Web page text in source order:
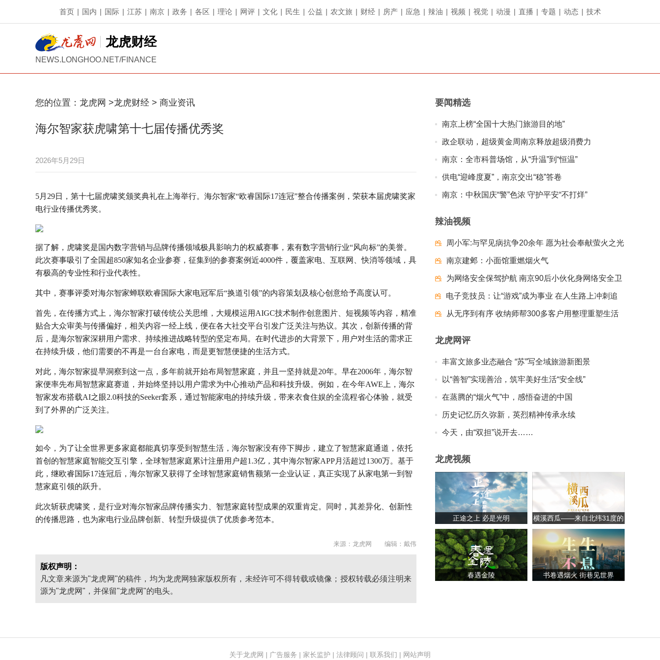
首页 | 国内 | 国际 | 江苏 | 南京 | 政务 | 各区 | 理论 | 网评 | 文化 | 民生 | 公益 | 农文旅 | 财经 | 房产 | 应急 | 辣油 | 视频 | 视觉 | 动漫 | 直播 | 专题 | 动态 | 技术
龙虎财经
NEWS.LONGHOO.NET/FINANCE
您的位置： 龙虎网 >龙虎财经 > 商业资讯
海尔智家获虎啸第十七届传播优秀奖
2026年5月29日
5月29日，第十七届虎啸奖颁奖典礼在上海举行。海尔智家“欧睿国际17连冠”整合传播案例，荣获本届虎啸奖家
电行业传播优秀奖。
据了解，虎啸奖是国内数字营销与品牌传播领域极具影响力的权威赛事，素有数字营销行业“风向标”的美誉。
此次赛事吸引了全国超850家知名企业参赛，征集到的参赛案例近4000件，覆盖家电、互联网、快消等领域，具
有极高的专业性和行业代表性。
其中，赛事评委对海尔智家蝉联欧睿国际大家电冠军后“换道引领”的内容策划及核心创意给予高度认可。
首先，在传播方式上，海尔智家打破传统公关思维，大规模运用AIGC技术制作创意图片、短视频等内容，精准
贴合大众审美与传播偏好，相关内容一经上线，便在各大社交平台引发广泛关注与热议。其次，创新传播的背
后，是海尔智家深耕用户需求、持续推进战略转型的坚定布局。在时代进步的大背景下，用户对生活的需求正
在持续升级，他们需要的不再是一台台家电，而是更智慧便捷的生活方式。
对此，海尔智家提早洞察到这一点，多年前就开始布局智慧家庭，并且一坚持就是20年。早在2006年，海尔智
家便率先布局智慧家庭赛道，并始终坚持以用户需求为中心推动产品和科技升级。例如，在今年AWE上，海尔
智家发布搭载AI之眼2.0科技的Seeker套系，通过智能家电的持续升级，带来衣食住娱的全流程省心体验，就受
到了外界的广泛关注。
如今，为了让全世界更多家庭都能真切享受到智慧生活，海尔智家没有停下脚步，建立了智慧家庭通道，依托
首创的智慧家庭智能交互引擎，全球智慧家庭累计注册用户超1.3亿，其中海尔智家APP月活超过1300万。基于
此，继欧睿国际17连冠后，海尔智家又获得了全球智慧家庭销售额第一企业认证，真正实现了从家电第一到智
慧家庭引领的跃升。
此次斩获虎啸奖，是行业对海尔智家品牌传播实力、智慧家庭转型成果的双重肯定。同时，其差异化、创新性
的传播思路，也为家电行业品牌创新、转型升级提供了优质参考范本。
来源：龙虎网 编辑：戴伟
版权声明：
凡文章来源为"龙虎网"的稿件，均为龙虎网独家版权所有，未经许可不得转载或镜像；授权转载必须注明来
源为"龙虎网"，并保留"龙虎网"的电头。
要闻精选
南京上榜“全国十大热门旅游目的地”
政企联动，超级黄金周南京释放超级消费力
南京：全市科普场馆，从“升温”到“恒温”
供电“迎峰度夏”，南京交出“稳”答卷
南京：中秋国庆“警”色浓 守护平安“不打烊”
辣油视频
周小军:与罕见病抗争20余年 愿为社会奉献萤火之光
南京建邺：小面馆重燃烟火气
为网络安全保驾护航 南京90后小伙化身网络安全卫
士
电子竞技员：让“游戏”成为事业 在人生路上冲刺追
梦夺冠
从无序到有序 收纳师帮300多客户用整理重塑生活
龙虎网评
丰富文旅多业态融合 “苏”写全域旅游新图景
以“善智”实现善治，筑牢美好生活“安全线”
在蒸腾的“烟火气”中，感悟奋进的中国
历史记忆历久弥新，英烈精神传承永续
今天，由“双担”说开去……
龙虎视频
正途之上 必是光明
横溪西瓜——来自北纬31度的
甘甜
春遇金陵 书卷遇烟火 街巷见世界
关于龙虎网 | 广告服务 | 家长监护 | 法律顾问 | 联系我们 | 网站声明